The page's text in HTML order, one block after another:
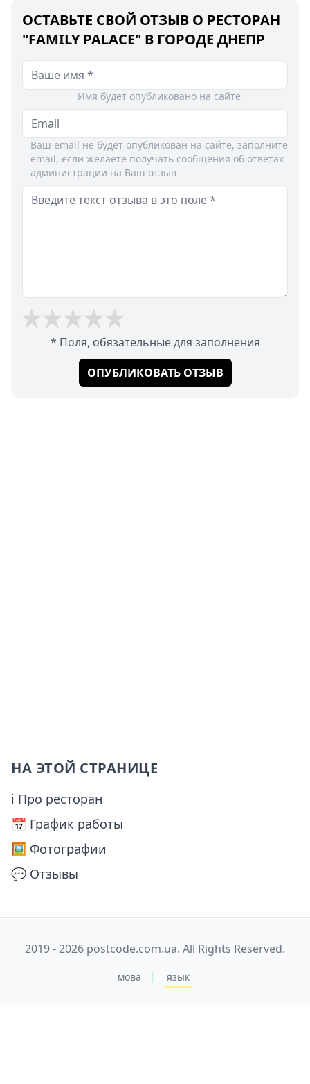
ОСТАВЬТЕ СВОЙ ОТЗЫВ О РЕСТОРАН
"FAMILY PALACE" В ГОРОДЕ ДНЕПР
Имя будет опубликовано на сайте
Ваш email не будет опубликован на сайте, заполните
email, если желаете получать сообщения об ответах
администрации на Ваш отзыв
* Поля, обязательные для заполнения
ОПУБЛИКОВАТЬ ОТЗЫВ
НА ЭТОЙ СТРАНИЦЕ
ℹ Про ресторан
📅️ График работы
🖼️ Фотографии
💬 Отзывы
2019 - 2026 postcode.com.ua. All Rights Reserved.
мова | язык